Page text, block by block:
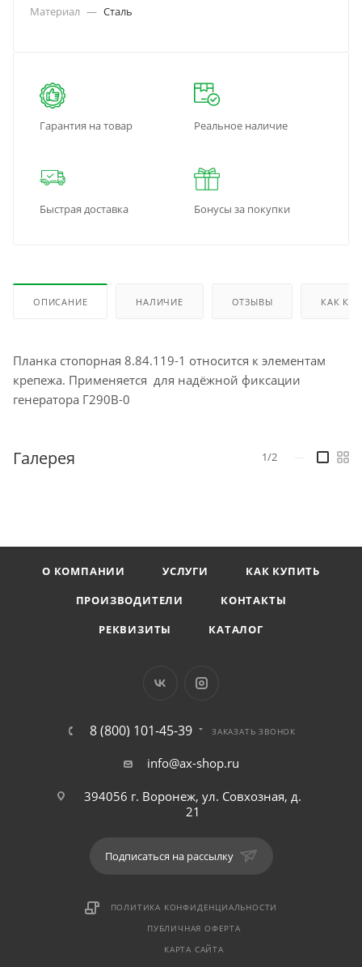
Материал — Сталь
Гарантия на товар Реальное наличие
Быстрая доставка Бонусы за покупки
ОПИСАНИЕ НАЛИЧИЕ ОТЗЫВЫ КАК
Планка стопорная 8.84.119-1 относится к элементам
крепежа. Применяется для надёжной фиксации
генератора Г290В-0
Галерея 1/2
О КОМПАНИИ УСЛУГИ
КАК КУПИТЬ
ПРОИЗВОДИТЕЛИ
КОНТАКТЫ
РЕКВИЗИТЫ
КАТАЛОГ
8 (800) 101-45-39 ЗАКАЗАТЬ ЗВОНОК
info@ax-shop.ru
394056 г. Воронеж, ул. Совхозная, д.
21
Подписаться на рассылку
ПОЛИТИКА КОНФИДЕНЦИАЛЬНОСТИ
ПУБЛИЧНАЯ ОФЕРТА
КАРТА САЙТА